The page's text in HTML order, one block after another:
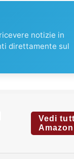
notizie in
direttamente sul